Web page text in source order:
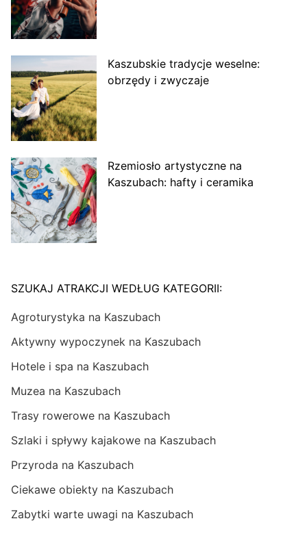
Kaszubskie tradycje weselne:
obrzędy i zwyczaje
Rzemiosło artystyczne na
Kaszubach: hafty i ceramika
SZUKAJ ATRAKCJI WEDŁUG KATEGORII:
Agroturystyka na Kaszubach
Aktywny wypoczynek na Kaszubach
Hotele i spa na Kaszubach
Muzea na Kaszubach
Trasy rowerowe na Kaszubach
Szlaki i spływy kajakowe na Kaszubach
Przyroda na Kaszubach
Ciekawe obiekty na Kaszubach
Zabytki warte uwagi na Kaszubach